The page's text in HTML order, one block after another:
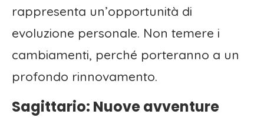
rappresenta un’opportunità di
evoluzione personale. Non temere i
cambiamenti, perché porteranno a un
profondo rinnovamento.
Sagittario: Nuove avventure